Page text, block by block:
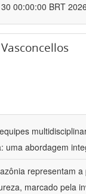
00:00:00 BRT 2026
abordagem
representam
marcado pela